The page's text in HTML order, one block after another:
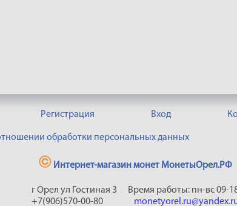
Регистрация Вход
обработки персональных данных
Интернет-магазин монет МонетыОрел.РФ
г Орел ул Гостиная 3
+7(906)570-00-80
Время работы: пн-вс 09-